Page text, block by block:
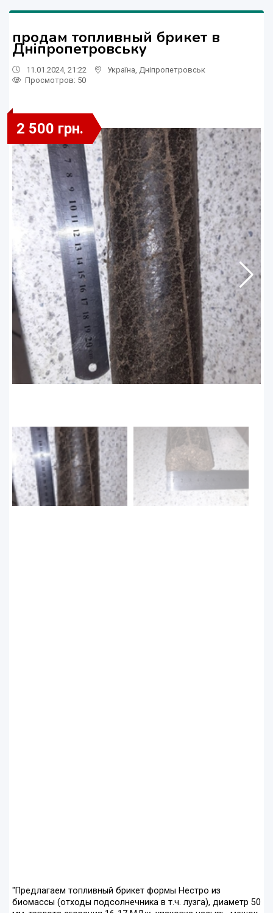
продам топливный брикет в
Дніпропетровську
11.01.2024, 21:22 Україна Дніпропетровськ
Просмотров: 50
2 500 грн.
"Предлагаем топливный брикет формы Нестро из
биомассы (отходы подсолнечника в т.ч. лузга), диаметр 50